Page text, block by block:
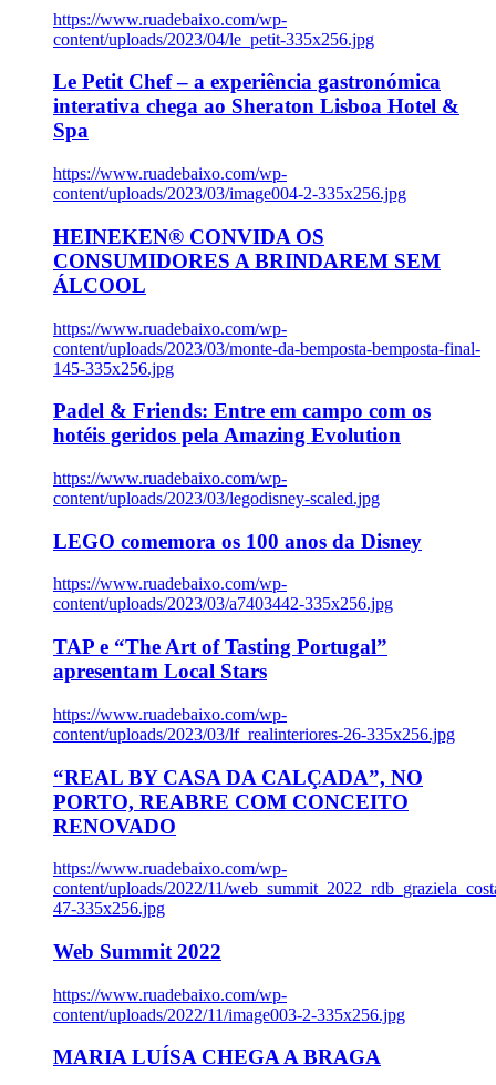
https://www.ruadebaixo.com/wp-
content/uploads/2023/04/le_petit-335x256.jpg
Le Petit Chef – a experiência gastronómica
interativa chega ao Sheraton Lisboa Hotel &
Spa
https://www.ruadebaixo.com/wp-
content/uploads/2023/03/image004-2-335x256.jpg
HEINEKEN® CONVIDA OS
CONSUMIDORES A BRINDAREM SEM
ÁLCOOL
https://www.ruadebaixo.com/wp-
content/uploads/2023/03/monte-da-bemposta-bemposta-final-
145-335x256.jpg
Padel & Friends: Entre em campo com os
hotéis geridos pela Amazing Evolution
https://www.ruadebaixo.com/wp-
content/uploads/2023/03/legodisney-scaled.jpg
LEGO comemora os 100 anos da Disney
https://www.ruadebaixo.com/wp-
content/uploads/2023/03/a7403442-335x256.jpg
TAP e “The Art of Tasting Portugal”
apresentam Local Stars
https://www.ruadebaixo.com/wp-
content/uploads/2023/03/lf_realinteriores-26-335x256.jpg
“REAL BY CASA DA CALÇADA”, NO
PORTO, REABRE COM CONCEITO
RENOVADO
https://www.ruadebaixo.com/wp-
content/uploads/2022/11/
47-335x256.jpg
Web Summit 2022
https://www.ruadebaixo.com/wp-
content/uploads/2022/11/image003-2-335x256.jpg
MARIA LUÍSA CHEGA A BRAGA